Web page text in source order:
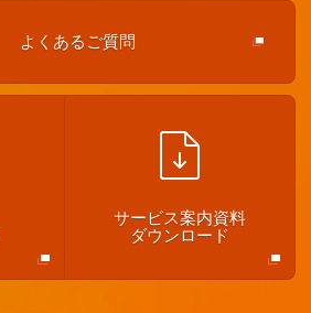
よくあるご質問
サービス案内資料
ダウンロード